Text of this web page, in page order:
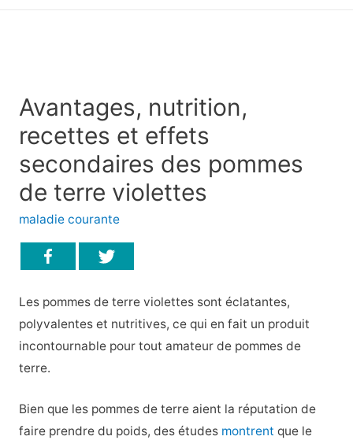
Avantages, nutrition,
recettes et effets
secondaires des pommes
de terre violettes
maladie courante
Les pommes de terre violettes sont éclatantes,
polyvalentes et nutritives, ce qui en fait un produit
incontournable pour tout amateur de pommes de
terre.
Bien que les pommes de terre aient la réputation de
faire prendre du poids, des études montrent que le